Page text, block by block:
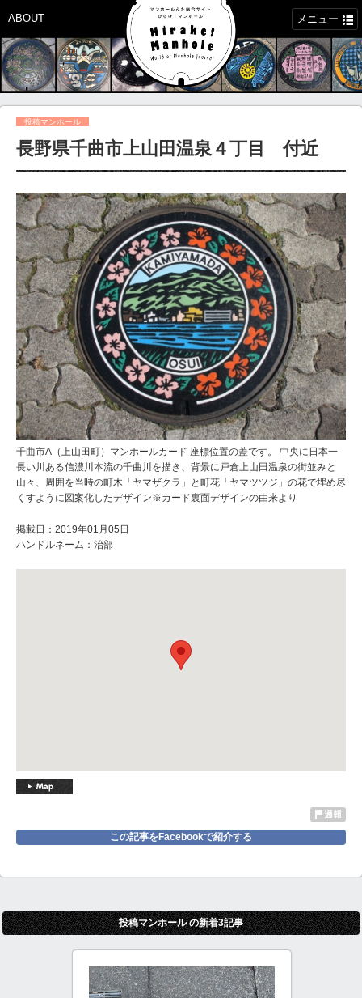
ABOUT メニュー
投稿マンホール
長野県千曲市上山田温泉４丁目 付近
千曲市A（上山田町）マンホールカード 座標位置の蓋です。 中央に日本一
長い川ある信濃川本流の千曲川を描き、背景に戸倉上山田温泉の街並みと
山々、周囲を当時の町木「ヤマザクラ」と町花「ヤマツツジ」の花で埋め尽
くすように図案化したデザイン※カード裏面デザインの由来より
掲載日：2019年01月05日
ハンドルネーム：治部
この記事をFacebookで紹介する
投稿マンホール の新着3記事